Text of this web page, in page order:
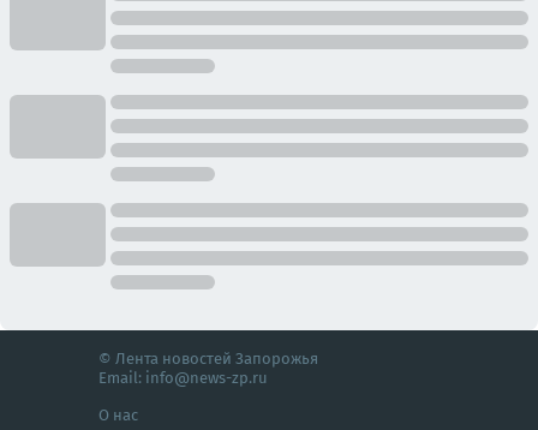
© Лента новостей Запорожья
Email: info@news-zp.ru
О нас